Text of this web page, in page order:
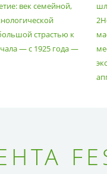
век семейной,
страстью к
— с 1925 года —